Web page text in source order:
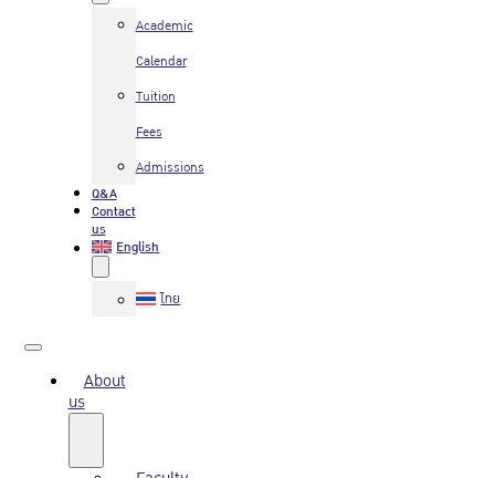
Academic
Calendar
Tuition
Fees
Admissions
Q&A
Contact
us
English
ไทย
About
us